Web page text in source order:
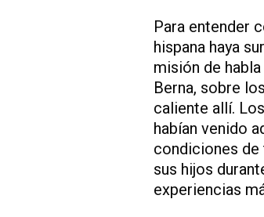
Para entender
hispana haya
misión de
Berna, sobre
caliente allí.
habían venido
condiciones de
sus hijos
experiencias